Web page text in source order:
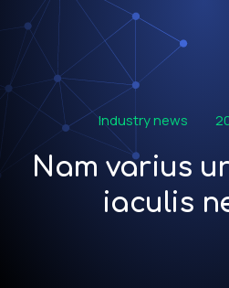
Industry news
Nam varius
iaculis